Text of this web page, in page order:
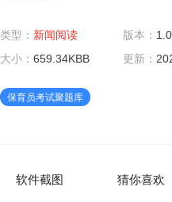
汇聚了丰富的考
有核心知识点，旨
软件内置了海量真
类型： 新闻阅读 版本：
大小： 659.34KBB 更新：
保育员考试聚题库
软件截图 猜你喜欢